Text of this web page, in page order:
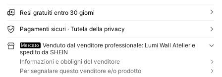
Resi gratuiti entro 30 giorni
Pagamenti sicuri · Tutela della privacy
Mercato
Venduto dal venditore professionale: Lumi Wall Atelier e
spedito da SHEIN
Informazioni e obblighi del venditore
Per segnalare questo venditore e/o prodotto